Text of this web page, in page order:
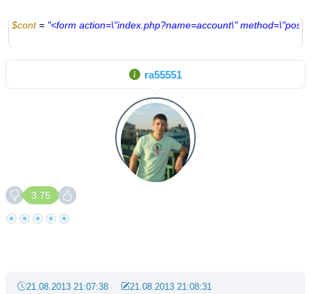
$cont = "<form action=\"index.php?name=account\"
ra55551
3.75
21.08.2013 21:07:38 21.08.2013 21:08:31